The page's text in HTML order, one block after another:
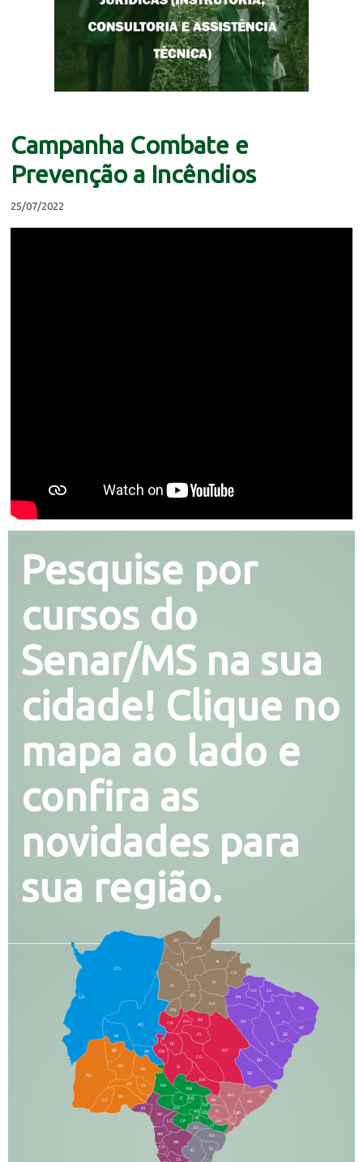
Campanha Combate e
Prevenção a Incêndios
25/07/2022
Pesquise por
cursos do
Senar/MS na sua
cidade! Clique no
mapa ao lado e
confira as
novidades para
sua região.
CO
AQ
MI
AN
CX
RI
AL
CR
FI
SG
BA
CA
PA
CH CL
PB
SE
TL
AG
BR
SR
BT
AR
RP
RO
JG
CG
SI
NA
TA
NH
JT
RB
MA
IT
DR
DO
CP
JU
NV
IQ
BD
BO
NI
JD
PO
BV
CC
PP
AJ
LC
AM
AB
DB
TE
CS
TA
IG
IN
NO
BP
RN
CN
GL
AN
IV
FS
VC
GD
DE
AT
PG
SO
LA